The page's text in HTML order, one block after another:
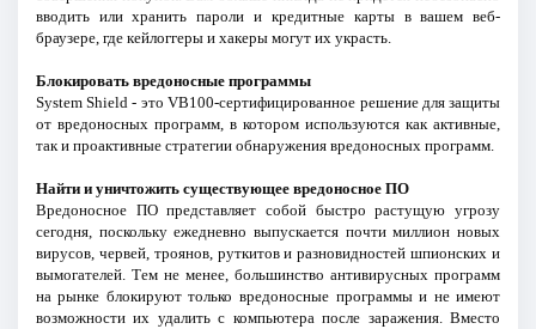
вводить или хранить пароли и кредитные карты в вашем веб-
браузере, где кейлоггеры и хакеры могут их украсть.
Блокировать вредоносные программы
System Shield - это VB100-сертифицированное решение для защиты
от вредоносных программ, в котором используются как активные,
так и проактивные стратегии обнаружения вредоносных программ.
Найти и уничтожить существующее вредоносное ПО
Вредоносное ПО представляет собой быстро растущую угрозу
сегодня, поскольку ежедневно выпускается почти миллион новых
вирусов, червей, троянов, руткитов и разновидностей шпионских и
вымогателей. Тем не менее, большинство антивирусных программ
на рынке блокируют только вредоносные программы и не имеют
возможности их удалить с компьютера после заражения. Вместо